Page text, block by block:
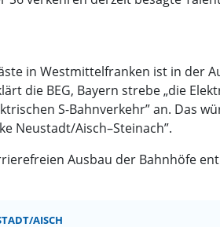
in Westmittelfranken ist in der
die BEG, Bayern strebe „die
S-Bahnverkehr” an. Das
Neustadt/Aisch–Steinach”.
Ausbau der Bahnhöfe
AISCH